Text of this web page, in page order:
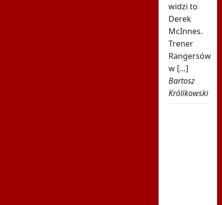
widzi to
Derek
McInnes.
Trener
Rangersów
w […]
Bartosz
Królikowski